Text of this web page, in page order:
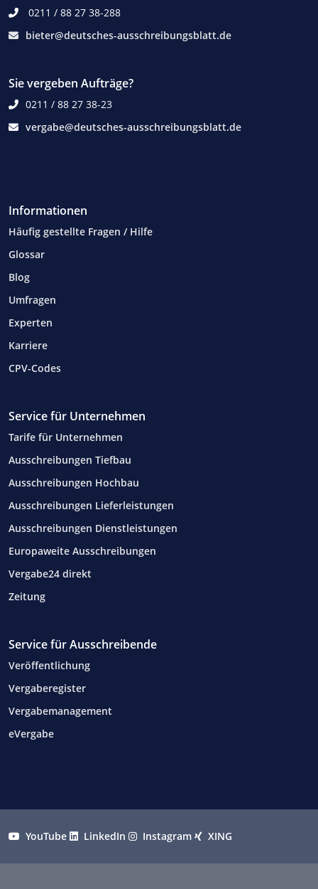
0211 / 88 27 38-288
bieter@deutsches-ausschreibungsblatt.de
Sie vergeben Aufträge?
0211 / 88 27 38-23
vergabe@deutsches-ausschreibungsblatt.de
Informationen
Häufig gestellte Fragen / Hilfe
Glossar
Blog
Umfragen
Experten
Karriere
CPV-Codes
Service für Unternehmen
Tarife für Unternehmen
Ausschreibungen Tiefbau
Ausschreibungen Hochbau
Ausschreibungen Lieferleistungen
Ausschreibungen Dienstleistungen
Europaweite Ausschreibungen
Vergabe24 direkt
Zeitung
Service für Ausschreibende
Veröffentlichung
Vergaberegister
Vergabemanagement
eVergabe
YouTube LinkedIn Instagram XING